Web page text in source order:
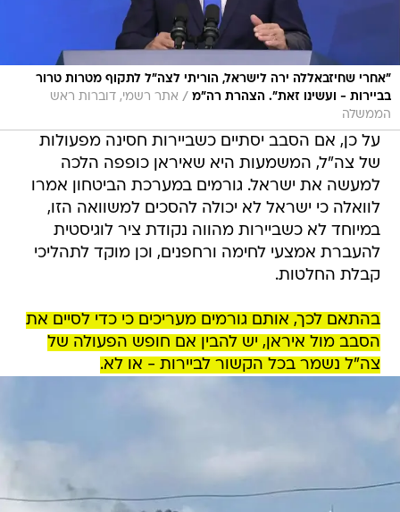
"אחרי שחיזבאללה ירה לישראל, הוריתי לצה"ל לתקוף מטרות טרור
בביירות - ועשינו זאת". הצהרת רה"מ / אתר רשמי, דוברות ראש
הממשלה
על כן, אם הסבב יסתיים כשביירות חסינה מפעולות
של צה"ל, המשמעות היא שאיראן כופפה הלכה
למעשה את ישראל. גורמים במערכת הביטחון אמרו
לוואלה כי ישראל לא יכולה להסכים למשוואה הזו,
במיוחד לא כשביירות מהווה נקודת ציר לוגיסטית
להעברת אמצעי לחימה ורחפנים, וכן מוקד לתהליכי
קבלת החלטות.
בהתאם לכך, אותם גורמים מעריכים כי כדי לסיים את
הסבב מול איראן, יש להבין אם חופש הפעולה של
צה"ל נשמר בכל הקשור לביירות - או לא.